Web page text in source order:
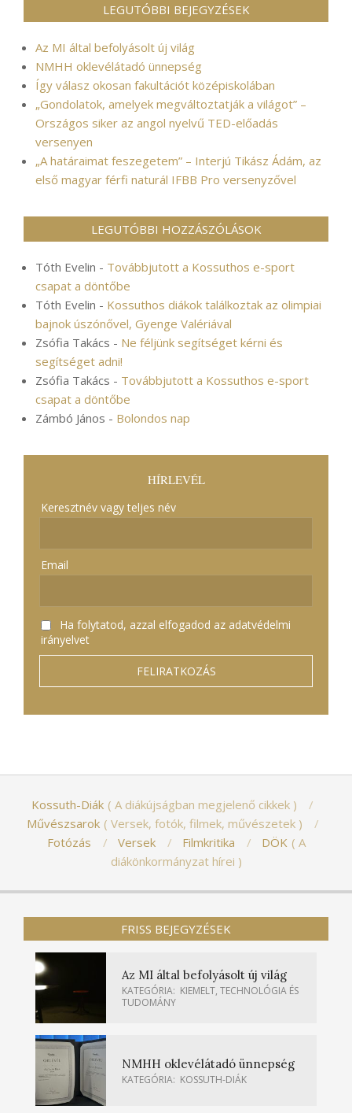
LEGUTÓBBI BEJEGYZÉSEK
Az MI által befolyásolt új világ
NMHH oklevélátadó ünnepség
Így válasz okosan fakultációt középiskolában
„Gondolatok, amelyek megváltoztatják a világot” –
Országos siker az angol nyelvű TED-előadás
versenyen
„A határaimat feszegetem” – Interjú Tikász Ádám, az
első magyar férfi naturál IFBB Pro versenyzővel
LEGUTÓBBI HOZZÁSZÓLÁSOK
Tóth Evelin - Továbbjutott a Kossuthos e-sport
csapat a döntőbe
Tóth Evelin - Kossuthos diákok találkoztak az olimpiai
bajnok úszónővel, Gyenge Valériával
Zsófia Takács - Ne féljünk segítséget kérni és
segítséget adni!
Zsófia Takács - Továbbjutott a Kossuthos e-sport
csapat a döntőbe
Zámbó János - Bolondos nap
HÍRLEVÉL
Keresztnév vagy teljes név
Email
Ha folytatod, azzal elfogadod az adatvédelmi
irányelvet
Kossuth-Diák
A diákújságban megjelenő cikkek
Művészsarok
Versek, fotók, filmek, művészetek
Fotózás
Versek Filmkritika DÖK
A
diákönkormányzat hírei
FRISS BEJEGYZÉSEK
Az MI által befolyásolt új világ
KATEGÓRIA: KIEMELT, TECHNOLÓGIA ÉS
TUDOMÁNY
NMHH oklevélátadó ünnepség
KATEGÓRIA: KOSSUTH-DIÁK